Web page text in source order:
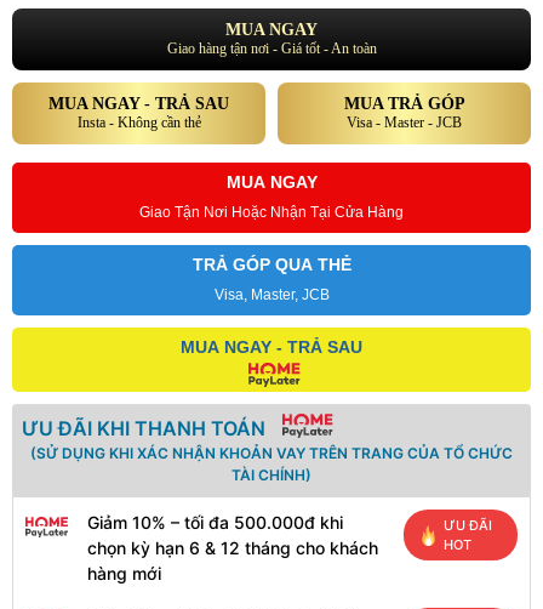
MUA NGAY
Giao hàng tận nơi - Giá tốt - An toàn
MUA NGAY - TRẢ SAU
Insta - Không cần thẻ
MUA TRẢ GÓP
Visa - Master - JCB
MUA NGAY
Giao Tận Nơi Hoặc Nhận Tại Cửa Hàng
TRẢ GÓP QUA THẺ
Visa, Master, JCB
MUA NGAY - TRẢ SAU
ƯU ĐÃI KHI THANH TOÁN
(SỬ DỤNG KHI XÁC NHẬN KHOẢN VAY TRÊN TRANG CỦA TỔ CHỨC
TÀI CHÍNH)
Giảm 10% – tối đa 500.000đ khi
chọn kỳ hạn 6 & 12 tháng cho khách
hàng mới
ƯU ĐÃI
HOT